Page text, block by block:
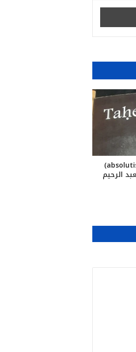
شعرية الإطلاق (absolutisation)
الرحيم